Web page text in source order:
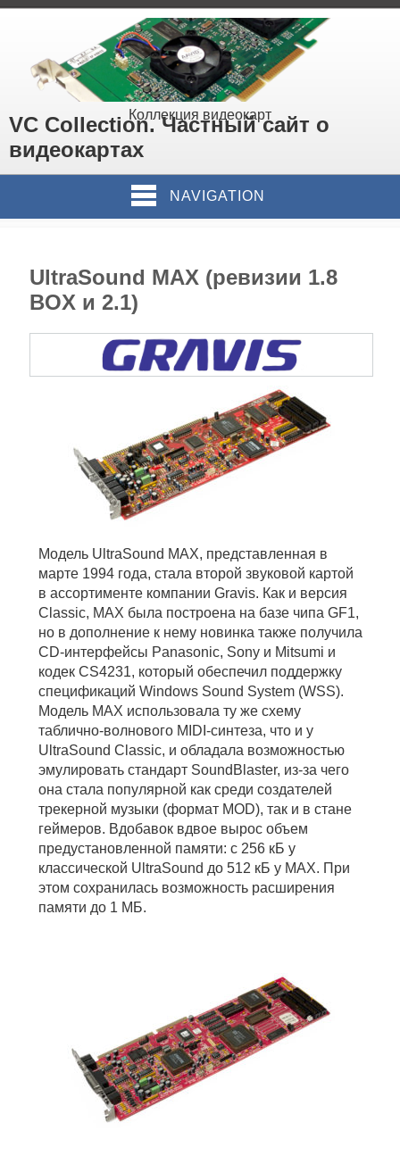
Коллекция видеокарт
VC Collection. Частный сайт о
видеокартах
NAVIGATION
UltraSound MAX (ревизии 1.8
BOX и 2.1)
Модель UltraSound MAX, представленная в
марте 1994 года, стала второй звуковой картой
в ассортименте компании Gravis. Как и версия
Classic, MAX была построена на базе чипа GF1,
но в дополнение к нему новинка также получила
CD-интерфейсы Panasonic, Sony и Mitsumi и
кодек CS4231, который обеспечил поддержку
спецификаций Windows Sound System (WSS).
Модель MAX использовала ту же схему
таблично-волнового MIDI-синтеза, что и у
UltraSound Classic, и обладала возможностью
эмулировать стандарт SoundBlaster, из-за чего
она стала популярной как среди создателей
трекерной музыки (формат MOD), так и в стане
геймеров. Вдобавок вдвое вырос объем
предустановленной памяти: с 256 кБ у
классической UltraSound до 512 кБ у MAX. При
этом сохранилась возможность расширения
памяти до 1 МБ.